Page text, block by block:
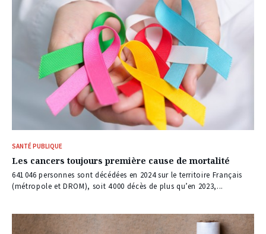
SANTÉ PUBLIQUE
Les cancers toujours première cause de mortalité
641 046 personnes sont décédées en 2024 sur le territoire Français
(métropole et DROM), soit 4 000 décès de plus qu’en 2023,...